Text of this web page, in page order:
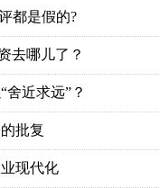
都是假的?
去哪儿了？
近求远”？
批复
现代化